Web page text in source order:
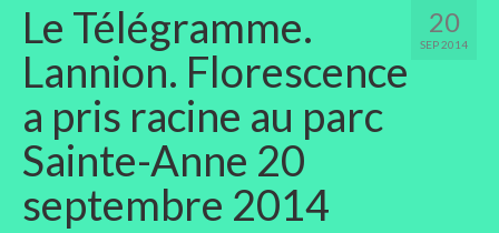
Aménager son jardin
Art floral
Bonsaïs
Potager
Taille des arbres et arbustes
20
SEP 2014
Le Télégramme.
Lannion. Florescence
a pris racine au parc
Sainte-Anne 20
septembre 2014